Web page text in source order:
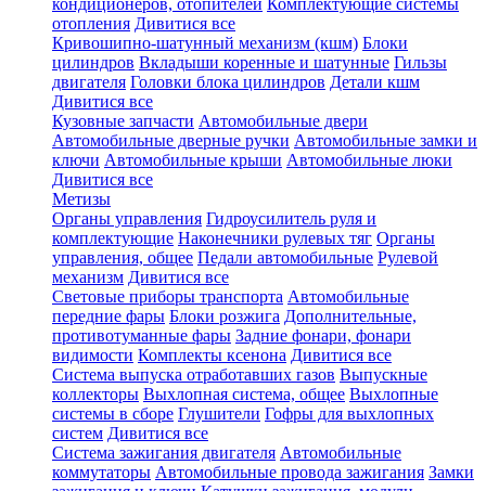
кондиционеров, отопителей Комплектующие системы
отопления Дивитися все
Кривошипно-шатунный механизм (кшм) Блоки
цилиндров Вкладыши коренные и шатунные Гильзы
двигателя Головки блока цилиндров Детали кшм
Дивитися все
Кузовные запчасти Автомобильные двери
Автомобильные дверные ручки Автомобильные замки и
ключи Автомобильные крыши Автомобильные люки
Дивитися все
Метизы
Органы управления Гидроусилитель руля и
комплектующие Наконечники рулевых тяг Органы
управления, общее Педали автомобильные Рулевой
механизм Дивитися все
Световые приборы транспорта Автомобильные
передние фары Блоки розжига Дополнительные,
противотуманные фары Задние фонари, фонари
видимости Комплекты ксенона Дивитися все
Система выпуска отработавших газов Выпускные
коллекторы Выхлопная система, общее Выхлопные
системы в сборе Глушители Гофры для выхлопных
систем Дивитися все
Система зажигания двигателя Автомобильные
коммутаторы Автомобильные провода зажигания Замки